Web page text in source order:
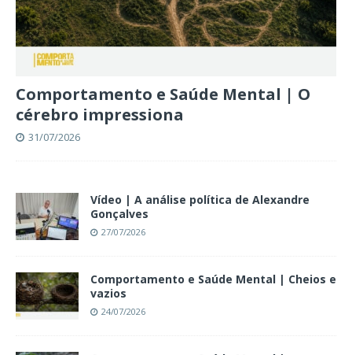
Comportamento e Saúde Mental | O
cérebro impressiona
31/07/2026
Vídeo | A análise política de Alexandre
Gonçalves
27/07/2026
Comportamento e Saúde Mental | Cheios e
vazios
24/07/2026